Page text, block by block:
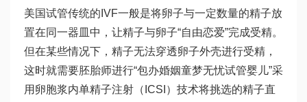
美国试管传统的IVF一般是将卵子与一定数量的精子放
置在同一器皿中，让精子与卵子“自由恋爱”完成受精。
但在某些情况下，精子无法穿透卵子外壳进行受精，
这时就需要胚胎师进行“包办婚姻童梦无忧试管婴儿”采
用卵胞浆内单精子注射（ICSI）技术将挑选的精子直